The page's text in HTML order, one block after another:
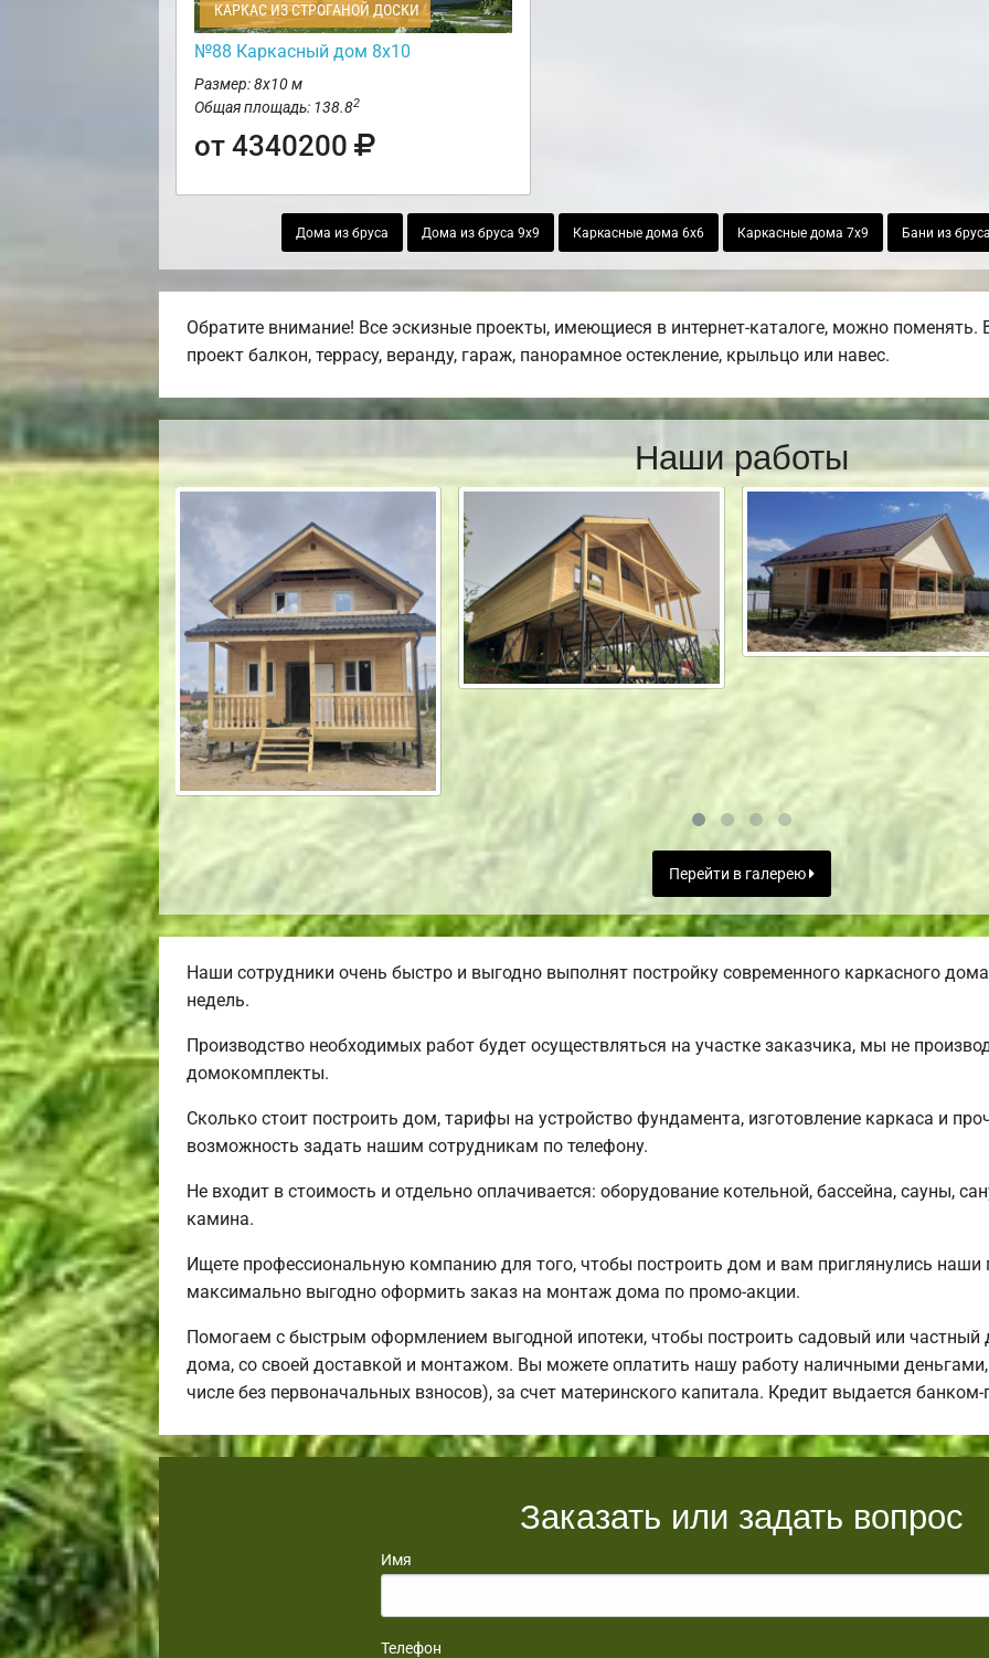
КАРКАС ИЗ СТРОГАНОЙ ДОСКИ
№88 Каркасный дом 8х10
Размер: 8х10 м
Общая площадь: 138.82
от 4340200
Дома из бруса Дома из бруса 9х9 Каркасные дома 6х6 Каркасные дома 7х9 Бани из
Обратите внимание! Все эскизные проекты, имеющиеся в интернет-каталоге, можно
проект балкон, террасу, веранду, гараж, панорамное остекление, крыльцо или навес.
Наши работы
Перейти в галерею
Наши сотрудники очень быстро и выгодно выполнят постройку современного каркасного
недель.
Производство необходимых работ будет осуществляться на участке заказчика, мы не
домокомплекты.
Сколько стоит построить дом, тарифы на устройство фундамента, изготовление каркаса и
возможность задать нашим сотрудникам по телефону.
Не входит в стоимость и отдельно оплачивается: оборудование котельной, бассейна, сауны,
камина.
Ищете профессиональную компанию для того, чтобы построить дом и вам приглянулись
максимально выгодно оформить заказ на монтаж дома по промо-акции.
Помогаем с быстрым оформлением выгодной ипотеки, чтобы построить садовый или
дома, со своей доставкой и монтажом. Вы можете оплатить нашу работу наличными
числе без первоначальных взносов), за счет материнского капитала. Кредит выдается
Заказать или задать вопрос
Имя
Телефон